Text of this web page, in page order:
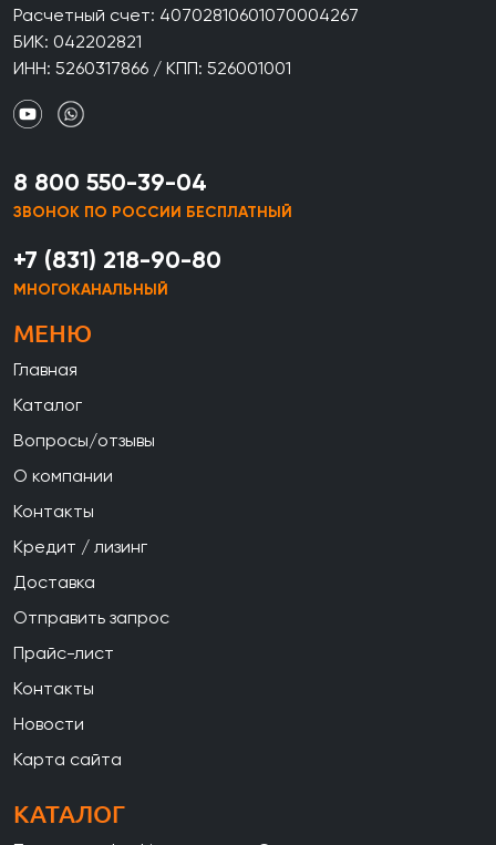
Расчетный счет: 40702810601070004267
БИК: 042202821
ИНН: 5260317866 / КПП: 526001001
8 800 550-39-04
ЗВОНОК ПО РОССИИ БЕСПЛАТНЫЙ
+7 (831) 218-90-80
МНОГОКАНАЛЬНЫЙ
МЕНЮ
Главная
Каталог
Вопросы/отзывы
О компании
Контакты
Кредит / лизинг
Доставка
Отправить запрос
Прайс-лист
Контакты
Новости
Карта сайта
КАТАЛОГ